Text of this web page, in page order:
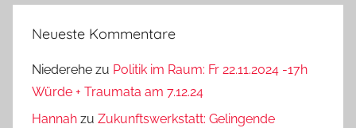
Neueste Kommentare
Niederehe zu Politik im Raum: Fr 22.11.2024 -17h
Würde + Traumata am 7.12.24
Hannah zu Zukunftswerkstatt: Gelingende